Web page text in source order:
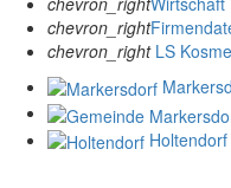
chevron_right
chevron_rightLS
Holtendorf